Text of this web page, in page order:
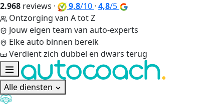
2.968 reviews · 9,8/10 · 4,8/5
Ontzorging van A tot Z
Jouw eigen team van auto-experts
Elke auto binnen bereik
Verdient zich dubbel en dwars terug
Alle diensten